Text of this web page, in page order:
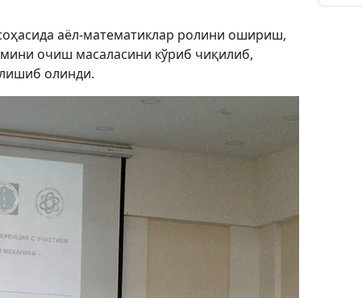
аёл-математиклар ролини ошириш,
очиш масаласини кўриб чиқилиб,
олинди.